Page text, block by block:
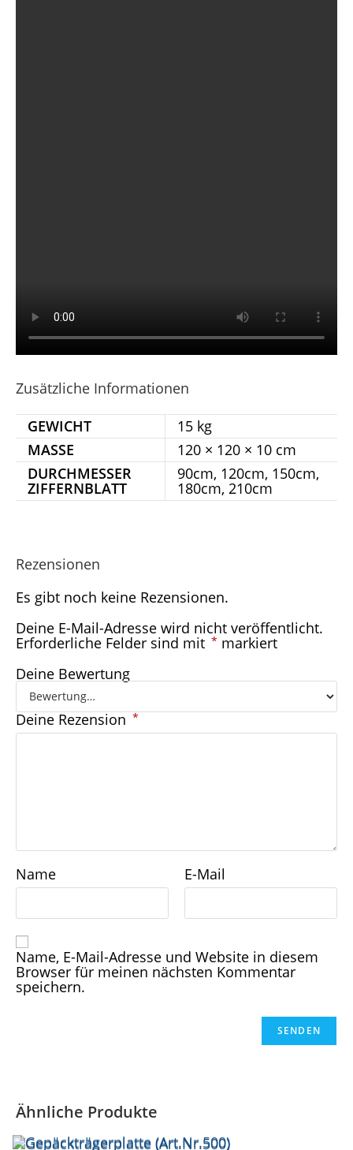
Zusätzliche Informationen
GEWICHT
15 kg
MASSE
120 × 120 × 10 cm
DURCHMESSER
ZIFFERNBLATT
90cm, 120cm, 150cm,
180cm, 210cm
Rezensionen
Es gibt noch keine Rezensionen.
Deine E-Mail-Adresse wird nicht veröffentlicht.
Erforderliche Felder sind mit * markiert
Deine Bewertung
Deine Rezension *
Name E-Mail
Name, E-Mail-Adresse und Website in diesem
Browser für meinen nächsten Kommentar
speichern.
Ähnliche Produkte